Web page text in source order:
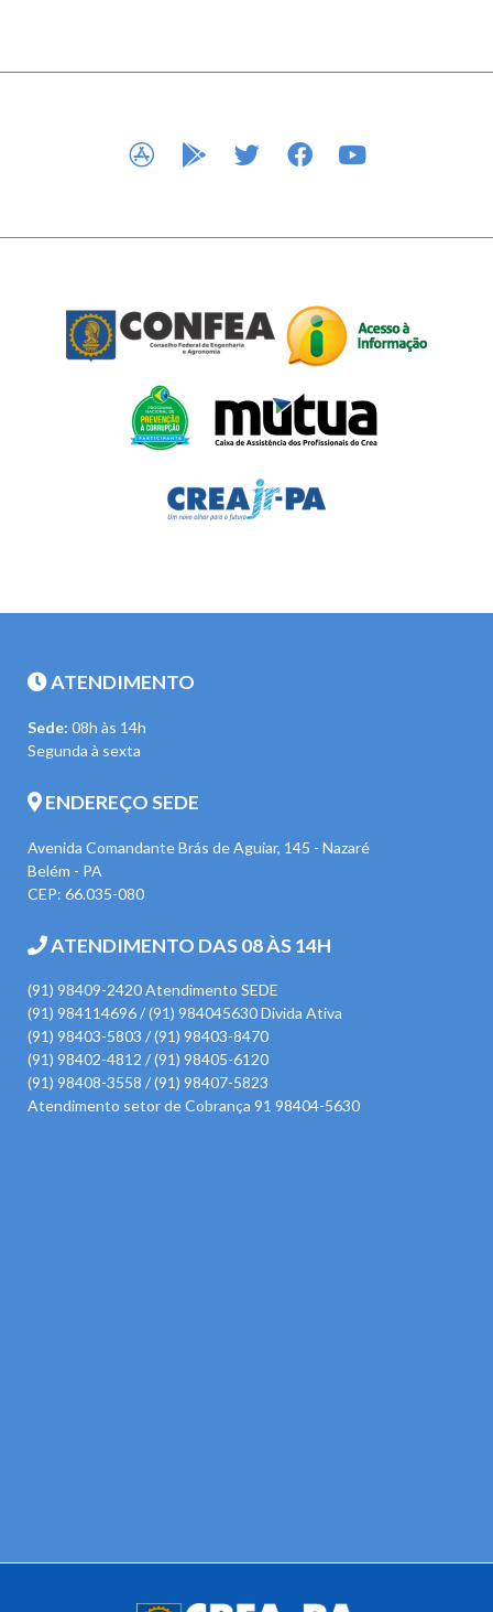
APP STOREGOOGLE PLAY
TWITTERFACEBOOK
ATENDIMENTO
Sede: 08h às 14h
Segunda à sexta
ENDEREÇO SEDE
Avenida Comandante Brás de Aguiar, 145 - Nazaré
Belém - PA
CEP: 66.035-080
ATENDIMENTO DAS 08 ÀS 14H
(91) 98409-2420 Atendimento SEDE
(91) 984114696 / (91) 984045630 Divida Ativa
(91) 98403-5803 / (91) 98403-8470
(91) 98402-4812 / (91) 98405-6120
(91) 98408-3558 / (91) 98407-5823
Atendimento setor de Cobrança 91 98404-5630